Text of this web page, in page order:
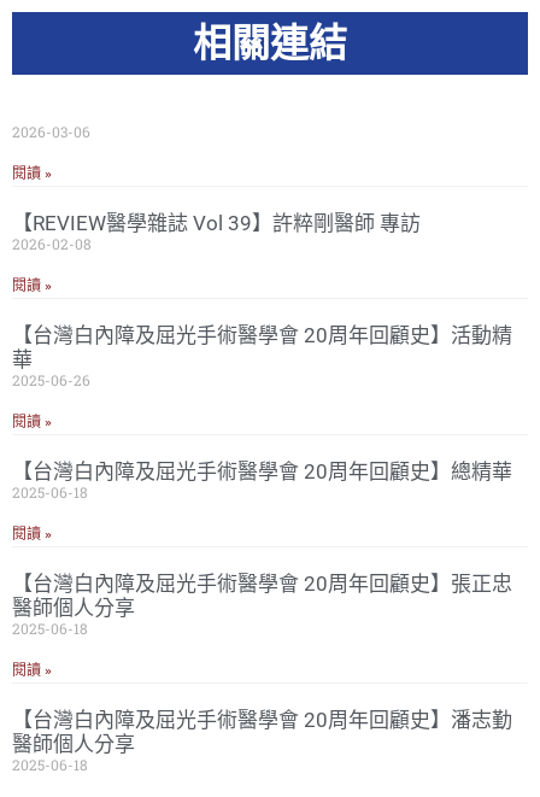
相關連結
2026-03-06
閱讀 »
【REVIEW醫學雜誌 Vol 39】許粹剛醫師 專訪
2026-02-08
閱讀 »
【台灣白內障及屈光手術醫學會 20周年回顧史】活動精
華
2025-06-26
閱讀 »
【台灣白內障及屈光手術醫學會 20周年回顧史】總精華
2025-06-18
閱讀 »
【台灣白內障及屈光手術醫學會 20周年回顧史】張正忠
醫師個人分享
2025-06-18
閱讀 »
【台灣白內障及屈光手術醫學會 20周年回顧史】潘志勤
醫師個人分享
2025-06-18